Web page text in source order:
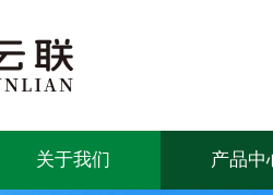
关于我们 产品中